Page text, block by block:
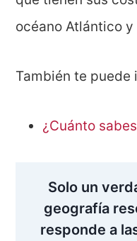
océano Atlántico
También te puede
¿Cuánto
Solo un
geografía
responde a